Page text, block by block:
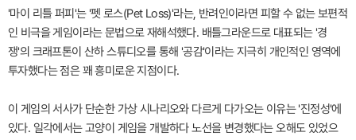
'마이 리틀 퍼피'는 '펫 로스(Pet Loss)'라는, 반려인이라면 피할 수 없는 보편적
인 비극을 게임이라는 문법으로 재해석했다. 배틀그라운드로 대표되는 '경
쟁'의 크래프톤이 산하 스튜디오를 통해 '공감'이라는 지극히 개인적인 영역에
투자했다는 점은 꽤 흥미로운 지점이다.
이 게임의 서사가 단순한 가상 시나리오와 다르게 다가오는 이유는 '진정성'에
있다. 일각에서는 고양이 게임을 개발하다 노선을 변경했다는 오해도 있었으